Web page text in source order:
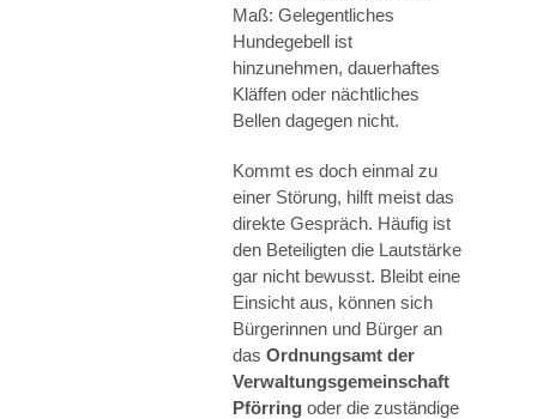
Maß: Gelegentliches
Hundegebell ist
hinzunehmen, dauerhaftes
Kläffen oder nächtliches
Bellen dagegen nicht.
Kommt es doch einmal zu
einer Störung, hilft meist das
direkte Gespräch. Häufig ist
den Beteiligten die Lautstärke
gar nicht bewusst. Bleibt eine
Einsicht aus, können sich
Bürgerinnen und Bürger an
dasOrdnungsamt der
Verwaltungsgemeinschaft
Pförring oder die zuständige